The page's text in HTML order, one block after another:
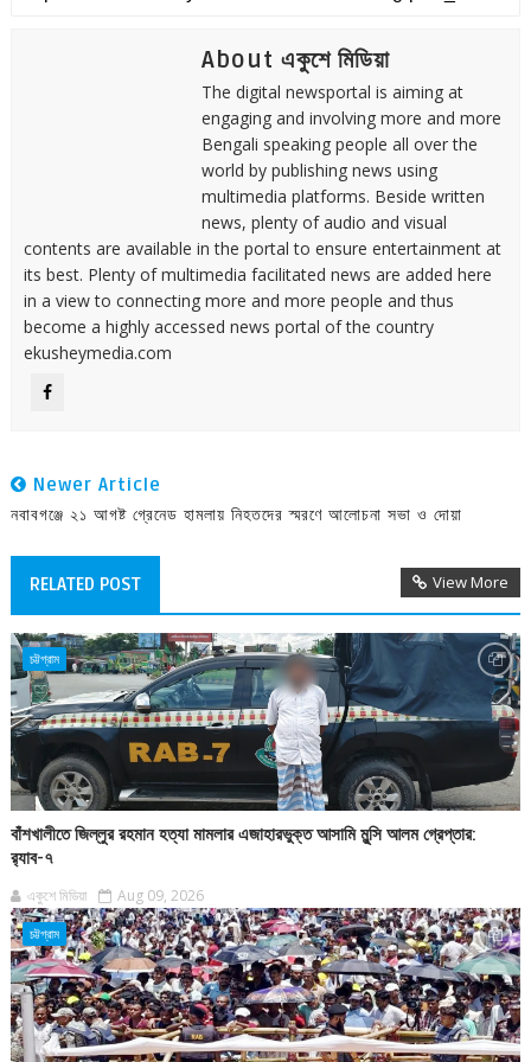
About একুশে মিডিয়া
The digital newsportal is aiming at
engaging and involving more and more
Bengali speaking people all over the
world by publishing news using
multimedia platforms. Beside written
news, plenty of audio and visual
contents are available in the portal to ensure entertainment at
its best. Plenty of multimedia facilitated news are added here
in a view to connecting more and more people and thus
become a highly accessed news portal of the country
ekusheymedia.com
Newer Article
নবাবগঞ্জে ২১ আগষ্ট গ্রেনেড হামলায় নিহতদের স্মরণে আলোচনা সভা ও দোয়া
RELATED POST View More
চট্টগ্রাম
বাঁশখালীতে জিল্লুর রহমান হত্যা মামলার এজাহারভুক্ত আসামি মুন্সি আলম গ্রেপ্তার:
র‍্যাব-৭
একুশে মিডিয়া Aug 09, 2026
চট্টগ্রাম